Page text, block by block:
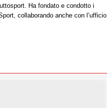
Ha fondato e condotto i
collaborando anche con l’ufficio